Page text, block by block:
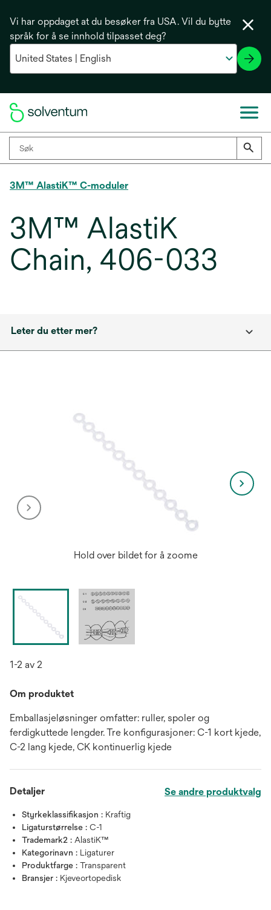
Vi har oppdaget at du besøker fra USA. Vil du bytte
språk for å se innhold tilpasset deg?
3M™ AlastiK™ C-moduler
3M™ AlastiK
Chain, 406-033
Leter du etter mer?
Hold over bildet for å zoome
1-2 av 2
Om produktet
Emballasjeløsninger omfatter: ruller, spoler og
ferdigkuttede lengder. Tre konfigurasjoner: C-1 kort kjede,
C-2 lang kjede, CK kontinuerlig kjede
Detaljer Se andre produktvalg
Styrkeklassifikasjon : Kraftig
Ligaturstørrelse : C-1
Trademark2 : AlastiK™
Kategorinavn : Ligaturer
Produktfarge : Transparent
Bransjer : Kjeveortopedisk